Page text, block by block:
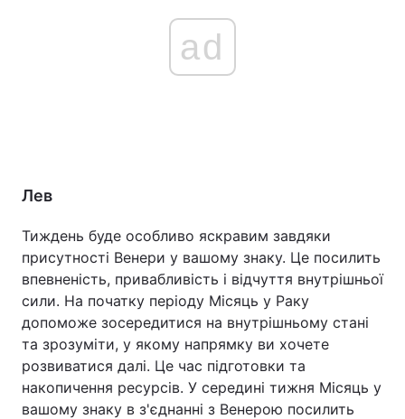
ad
Лев
Тиждень буде особливо яскравим завдяки
присутності Венери у вашому знаку. Це посилить
впевненість, привабливість і відчуття внутрішньої
сили. На початку періоду Місяць у Раку
допоможе зосередитися на внутрішньому стані
та зрозуміти, у якому напрямку ви хочете
розвиватися далі. Це час підготовки та
накопичення ресурсів. У середині тижня Місяць у
вашому знаку в з'єднанні з Венерою посилить